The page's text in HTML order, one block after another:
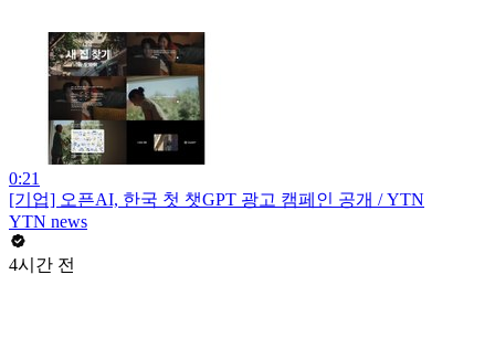
0:21
[기업] 오픈AI, 한국 첫 챗GPT 광고 캠페인 공개 / YTN
YTN news
4시간 전